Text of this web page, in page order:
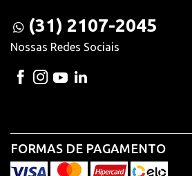
(31) 2107-2045
Nossas Redes Sociais
FORMAS DE PAGAMENTO